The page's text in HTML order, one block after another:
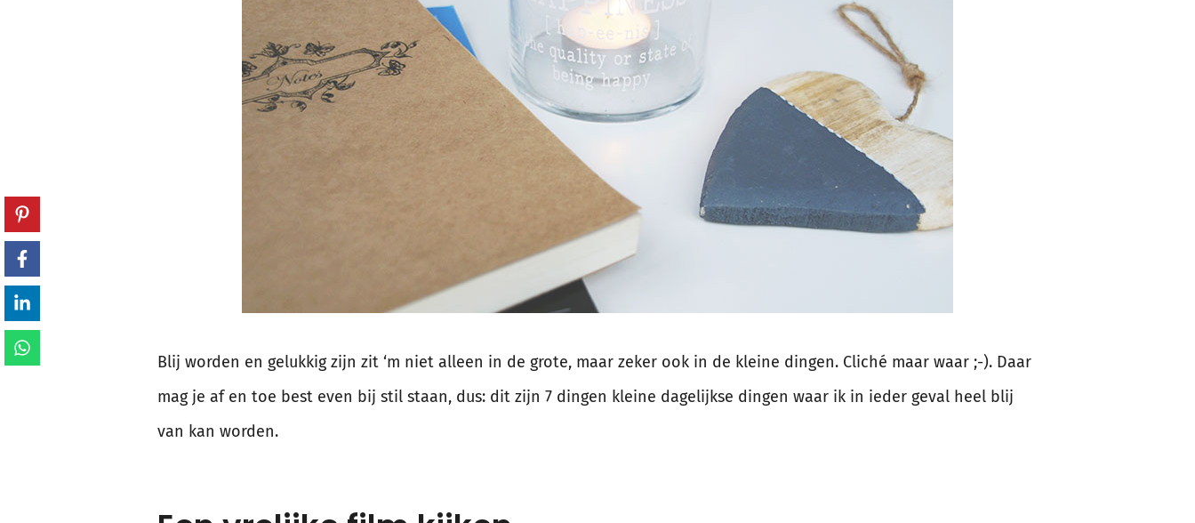
Blij worden en gelukkig zijn zit ‘m niet alleen in de grote, maar zeker ook in de kleine dingen. Cliché maar waar ;-). Daar
mag je af en toe best even bij stil staan, dus: dit zijn 7 dingen kleine dagelijkse dingen waar ik in ieder geval heel blij
van kan worden.